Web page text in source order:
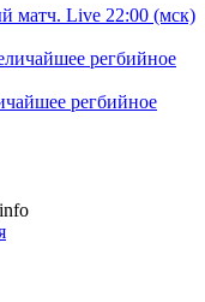
матч. Live 22:00 (мск)
регбийное